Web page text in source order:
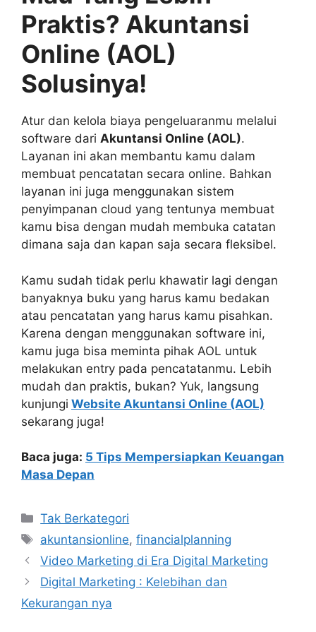
Praktis? Akuntansi
Online (AOL)
Solusinya!
Atur dan kelola biaya pengeluaranmu melalui
software dari Akuntansi Online (AOL).
Layanan ini akan membantu kamu dalam
membuat pencatatan secara online. Bahkan
layanan ini juga menggunakan sistem
penyimpanan cloud yang tentunya membuat
kamu bisa dengan mudah membuka catatan
dimana saja dan kapan saja secara fleksibel.
Kamu sudah tidak perlu khawatir lagi dengan
banyaknya buku yang harus kamu bedakan
atau pencatatan yang harus kamu pisahkan.
Karena dengan menggunakan software ini,
kamu juga bisa meminta pihak AOL untuk
melakukan entry pada pencatatanmu. Lebih
mudah dan praktis, bukan? Yuk, langsung
kunjungi Website Akuntansi Online (AOL)
sekarang juga!
Baca juga: 5 Tips Mempersiapkan Keuangan
Masa Depan
Kategori
Tak Berkategori
Tag
akuntansionline,financialplanning
Video Marketing di Era Digital Marketing
Digital Marketing : Kelebihan dan
Kekurangan nya